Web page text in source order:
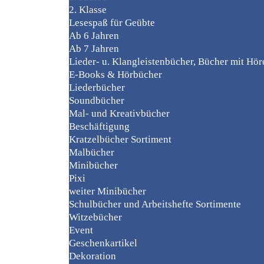
2. Klasse
Lesespaß für Geübte
Ab 6 Jahren
Ab 7 Jahren
Lieder- u. Klangleistenbücher, Bücher mit
E-Books & Hörbücher
Liederbücher
Soundbücher
Mal- und Kreativbücher
Beschäftigung
Kratzelbücher Sortiment
Malbücher
Minibücher
Pixi
weiter Minibücher
Schulbücher und Arbeitshefte Sortimente
Witzebücher
Event
Geschenkartikel
Dekoration